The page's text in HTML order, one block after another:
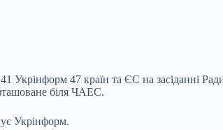
47 країн та ЄС на засіданні
біля ЧАЕС.
Укрінформ.